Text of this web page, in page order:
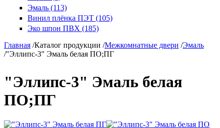
Эмаль (113)
Винил плёнка ПЭТ (105)
Эко шпон ПВХ (185)
Главная /Каталог продукции /Межкомнатные двери /Эмаль
/"Эллипс-3" Эмаль белая ПО;ПГ
"Эллипс-3" Эмаль белая
ПО;ПГ